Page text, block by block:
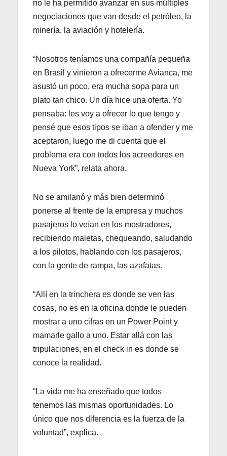
no le ha permitido avanzar en sus múltiples
negociaciones que van desde el petróleo, la
minería, la aviación y hotelería.
“Nosotros teníamos una compañía pequeña
en Brasil y vinieron a ofrecerme Avianca, me
asustó un poco, era mucha sopa para un
plato tan chico. Un día hice una oferta. Yo
pensaba: les voy a ofrecer lo que tengo y
pensé que esos tipos se iban a ofender y me
aceptaron, luego me di cuenta que el
problema era con todos los acreedores en
Nueva York”, relata ahora.
No se amilanó y más bien determinó
ponerse al frente de la empresa y muchos
pasajeros lo veían en los mostradores,
recibiendo maletas, chequeando, saludando
a los pilotos, hablando con los pasajeros,
con la gente de rampa, las azafatas.
“Allí en la trinchera es donde se ven las
cosas, no es en la oficina donde le pueden
mostrar a uno cifras en un Power Point y
mamarle gallo a uno. Estar allá con las
tripulaciones, en el check in es donde se
conoce la realidad.
“La vida me ha enseñado que todos
tenemos las mismas oportunidades. Lo
único que nos diferencia es la fuerza de la
voluntad”, explica.